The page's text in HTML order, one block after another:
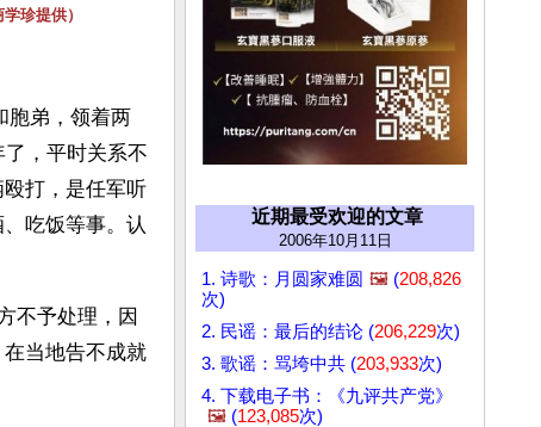
学珍提供）
胞弟，领着两
，平时关系不
打，是任军听
吃饭等事。认
不予处理，因
当地告不成就
近期最受欢迎的文章
2006年10月11日
1. 诗歌：月圆家难圆 🖼️ (208,826
次)
2. 民谣：最后的结论 (206,229次)
3. 歌谣：骂垮中共 (203,933次)
4. 下载电子书：《九评共产党》
🖼️ (123,085次)